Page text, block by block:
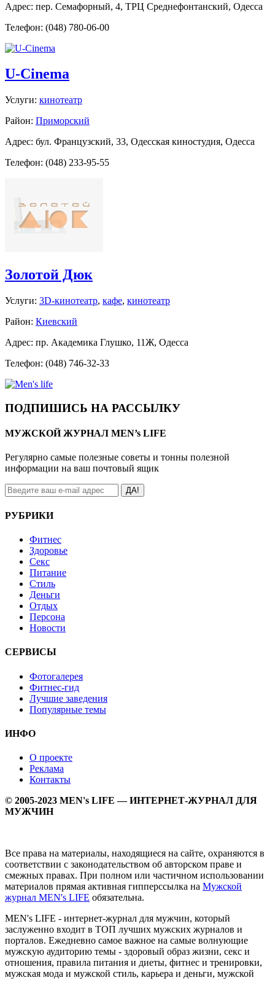
Адрес: пер. Семафорный, 4, ТРЦ Среднефонтанский, Одесса
Телефон: (048) 780-06-00
U-Cinema
Услуги: кинотеатр
Район: Приморский
Адрес: бул. Французский, 33, Одесская киностудия, Одесса
Телефон: (048) 233-95-55
Золотой Дюк
Услуги: 3D-кинотеатр, кафе, кинотеатр
Район: Киевский
Адрес: пр. Академика Глушко, 11Ж, Одесса
Телефон: (048) 746-32-33
ПОДПИШИСЬ НА РАССЫЛКУ
МУЖСКОЙ ЖУРНАЛ MEN’s LIFE
Регулярно самые полезные советы и тонны полезной
информации на ваш почтовый ящик
ДА!
РУБРИКИ
Фитнес
Здоровье
Секс
Питание
Стиль
Деньги
Отдых
Персона
Новости
СЕРВИСЫ
Фотогалерея
Фитнес-гид
Лучшие заведения
Популярные темы
ИНФО
О проекте
Реклама
Контакты
© 2005-2023 MEN's LIFE — ИНТЕРНЕТ-ЖУРНАЛ ДЛЯ
МУЖЧИН
Все права на материалы, находящиеся на сайте, охраняются в
соответствии с законодательством об авторском праве и
смежных правах. При полном или частичном использовании
материалов прямая активная гипперссылка на Мужской
журнал MEN's LIFE обязательна.
MEN's LIFE - интернет-журнал для мужчин, который
заслуженно входит в ТОП лучших мужских журналов и
порталов. Ежедневно самое важное на самые волнующие
мужскую аудиторию темы - здоровый образ жизни, секс и
отношения, правила питания и диеты, фитнес и тренировки,
мужская мода и мужской стиль, карьера и деньги, мужской